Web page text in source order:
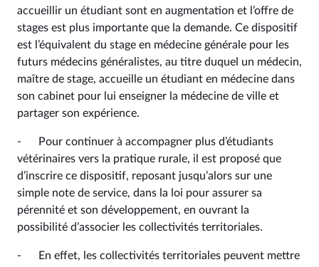
accueillir un étudiant sont en augmentation et l’offre de
stages est plus importante que la demande. Ce dispositif
est l’équivalent du stage en médecine générale pour les
futurs médecins généralistes, au titre duquel un médecin,
maître de stage, accueille un étudiant en médecine dans
son cabinet pour lui enseigner la médecine de ville et
partager son expérience.
- Pour continuer à accompagner plus d’étudiants
vétérinaires vers la pratique rurale, il est proposé que
d’inscrire ce dispositif, reposant jusqu’alors sur une
simple note de service, dans la loi pour assurer sa
pérennité et son développement, en ouvrant la
possibilité d’associer les collectivités territoriales.
- En effet, les collectivités territoriales peuvent mettre